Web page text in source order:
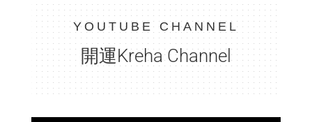
YOUTUBE CHANNEL
開運Kreha Channel